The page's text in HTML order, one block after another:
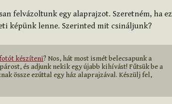
felvázoltunk egy alaprajzot. Szeretném, ha ez
képünk lenne. Szerinted mit csináljunk?
készíteni? Nos, hát most ismét belecsapunk a
párost, és adjunk nekik egy újabb kihívást! Fűtsük be a
össze ezúttal egy ház alaprajzával. Készülj fel,